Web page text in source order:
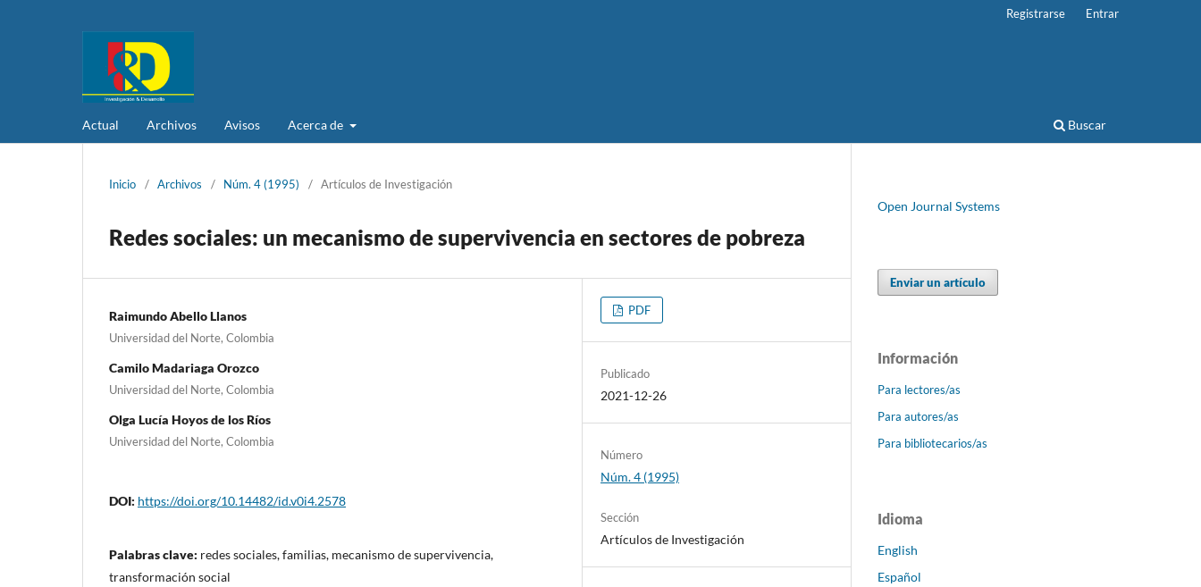
Actual Archivos Avisos Acerca de Buscar
Registrarse Entrar
Inicio / Archivos / Núm. 4 (1995) / Artículos de Investigación
Redes sociales: un mecanismo de supervivencia en sectores de pobreza
Raimundo Abello Llanos
Universidad del Norte, Colombia
Camilo Madariaga Orozco
Universidad del Norte, Colombia
Olga Lucía Hoyos de los Ríos
Universidad del Norte, Colombia
DOI: https://doi.org/10.14482/id.v0i4.2578
Palabras clave: redes sociales, familias, mecanismo de supervivencia,
transformación social
PDF
Publicado
2021-12-26
Número
Núm. 4 (1995)
Sección
Artículos de Investigación
Open Journal Systems
Enviar un artículo
Información
Para lectores/as
Para autores/as
Para bibliotecarios/as
Idioma
English
Español